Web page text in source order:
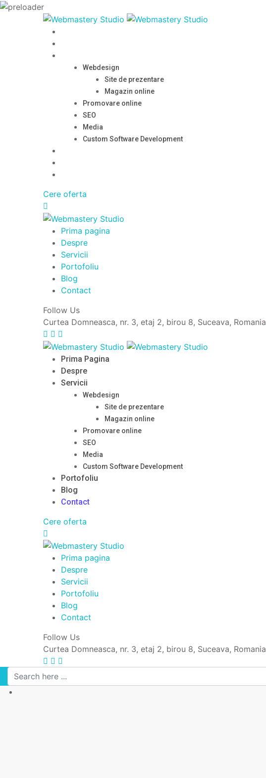
Webdesign
Site de prezentare
Magazin online
Promovare online
SEO
Media
Custom Software Development
Cere oferta
Prima pagina
Despre
Servicii
Portofoliu
Blog
Contact
Follow Us
Curtea Domneasca, nr. 3, etaj 2, birou 8, Suceava, Romania
Prima Pagina
Despre
Servicii
Webdesign
Site de prezentare
Magazin online
Promovare online
SEO
Media
Custom Software Development
Portofoliu
Blog
Contact
Cere oferta
Prima pagina
Despre
Servicii
Portofoliu
Blog
Contact
Follow Us
Curtea Domneasca, nr. 3, etaj 2, birou 8, Suceava, Romania